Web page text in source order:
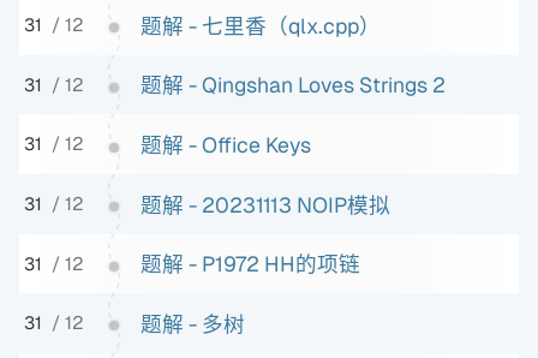
31 / 12 题解 - 七里香（qlx.cpp）
31 / 12 题解 - Qingshan Loves Strings 2
31 / 12 题解 - Office Keys
31 / 12 题解 - 20231113 NOIP模拟
31 / 12 题解 - P1972 HH的项链
31 / 12 题解 - 多树